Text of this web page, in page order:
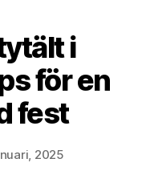
i
för en
fest
2025